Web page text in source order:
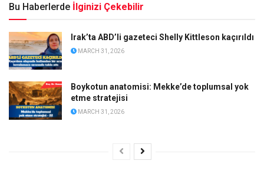
Bu Haberlerde İlginizi Çekebilir
Irak’ta ABD’li gazeteci Shelly Kittleson kaçırıldı
MARCH 31, 2026
Boykotun anatomisi: Mekke’de toplumsal yok
etme stratejisi
MARCH 31, 2026